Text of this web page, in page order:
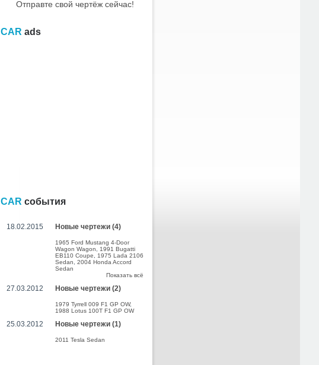
Отправте свой чертёж сейчас!
CAR ads
CAR события
18.02.2015 Новые чертежи (4)
1965 Ford Mustang 4-Door
Wagon Wagon
1991 Bugatti
EB110 Coupe
1975 Lada 2106
Sedan
2004 Honda Accord
Sedan
Показать всё
27.03.2012 Новые чертежи (2)
1979 Tyrrell 009 F1 GP OW,
1988 Lotus 100T F1 GP OW
25.03.2012 Новые чертежи (1)
2011 Tesla Sedan